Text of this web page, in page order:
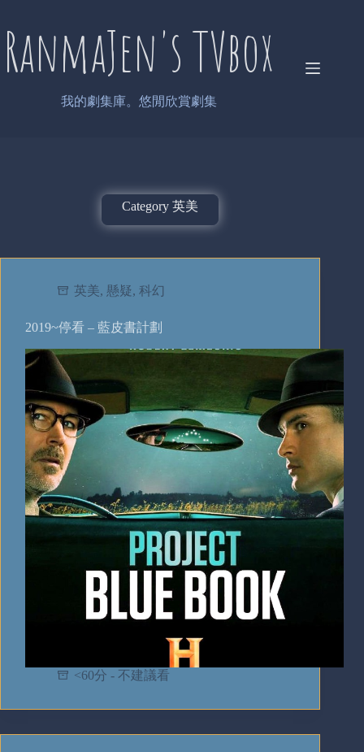
content
RanmaJen's TVbox
我的劇集庫。悠閒欣賞劇集
Category 英美
英美, 懸疑, 科幻
2019~停看 – 藍皮書計劃
<60分 - 不建議看